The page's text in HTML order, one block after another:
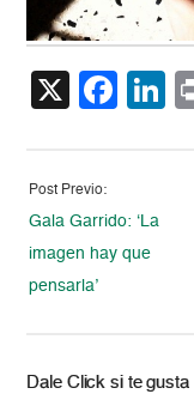
X
Post Previo:
Gala Garrido: ‘La
imagen hay que
pensarla’
Dale Click si te gusta